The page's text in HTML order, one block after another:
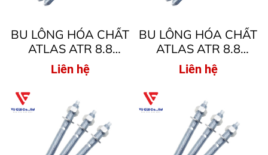
BU LÔNG HÓA CHẤT
ATLAS ATR 8.8
M16x190
Liên hệ
BU LÔNG HÓA CHẤT
ATLAS ATR 8.8
M14x180
Liên hệ